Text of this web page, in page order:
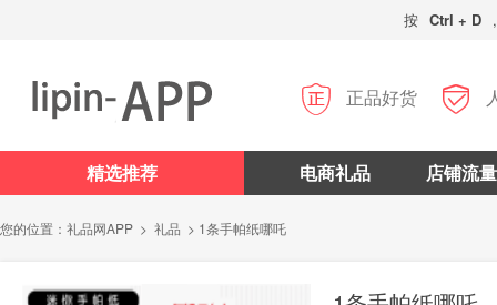
按 Ctrl + D
 正品好货 
精选推荐 电商礼品 店铺流量
您的位置： 礼品网APP > 礼品 > 1条手帕纸哪吒